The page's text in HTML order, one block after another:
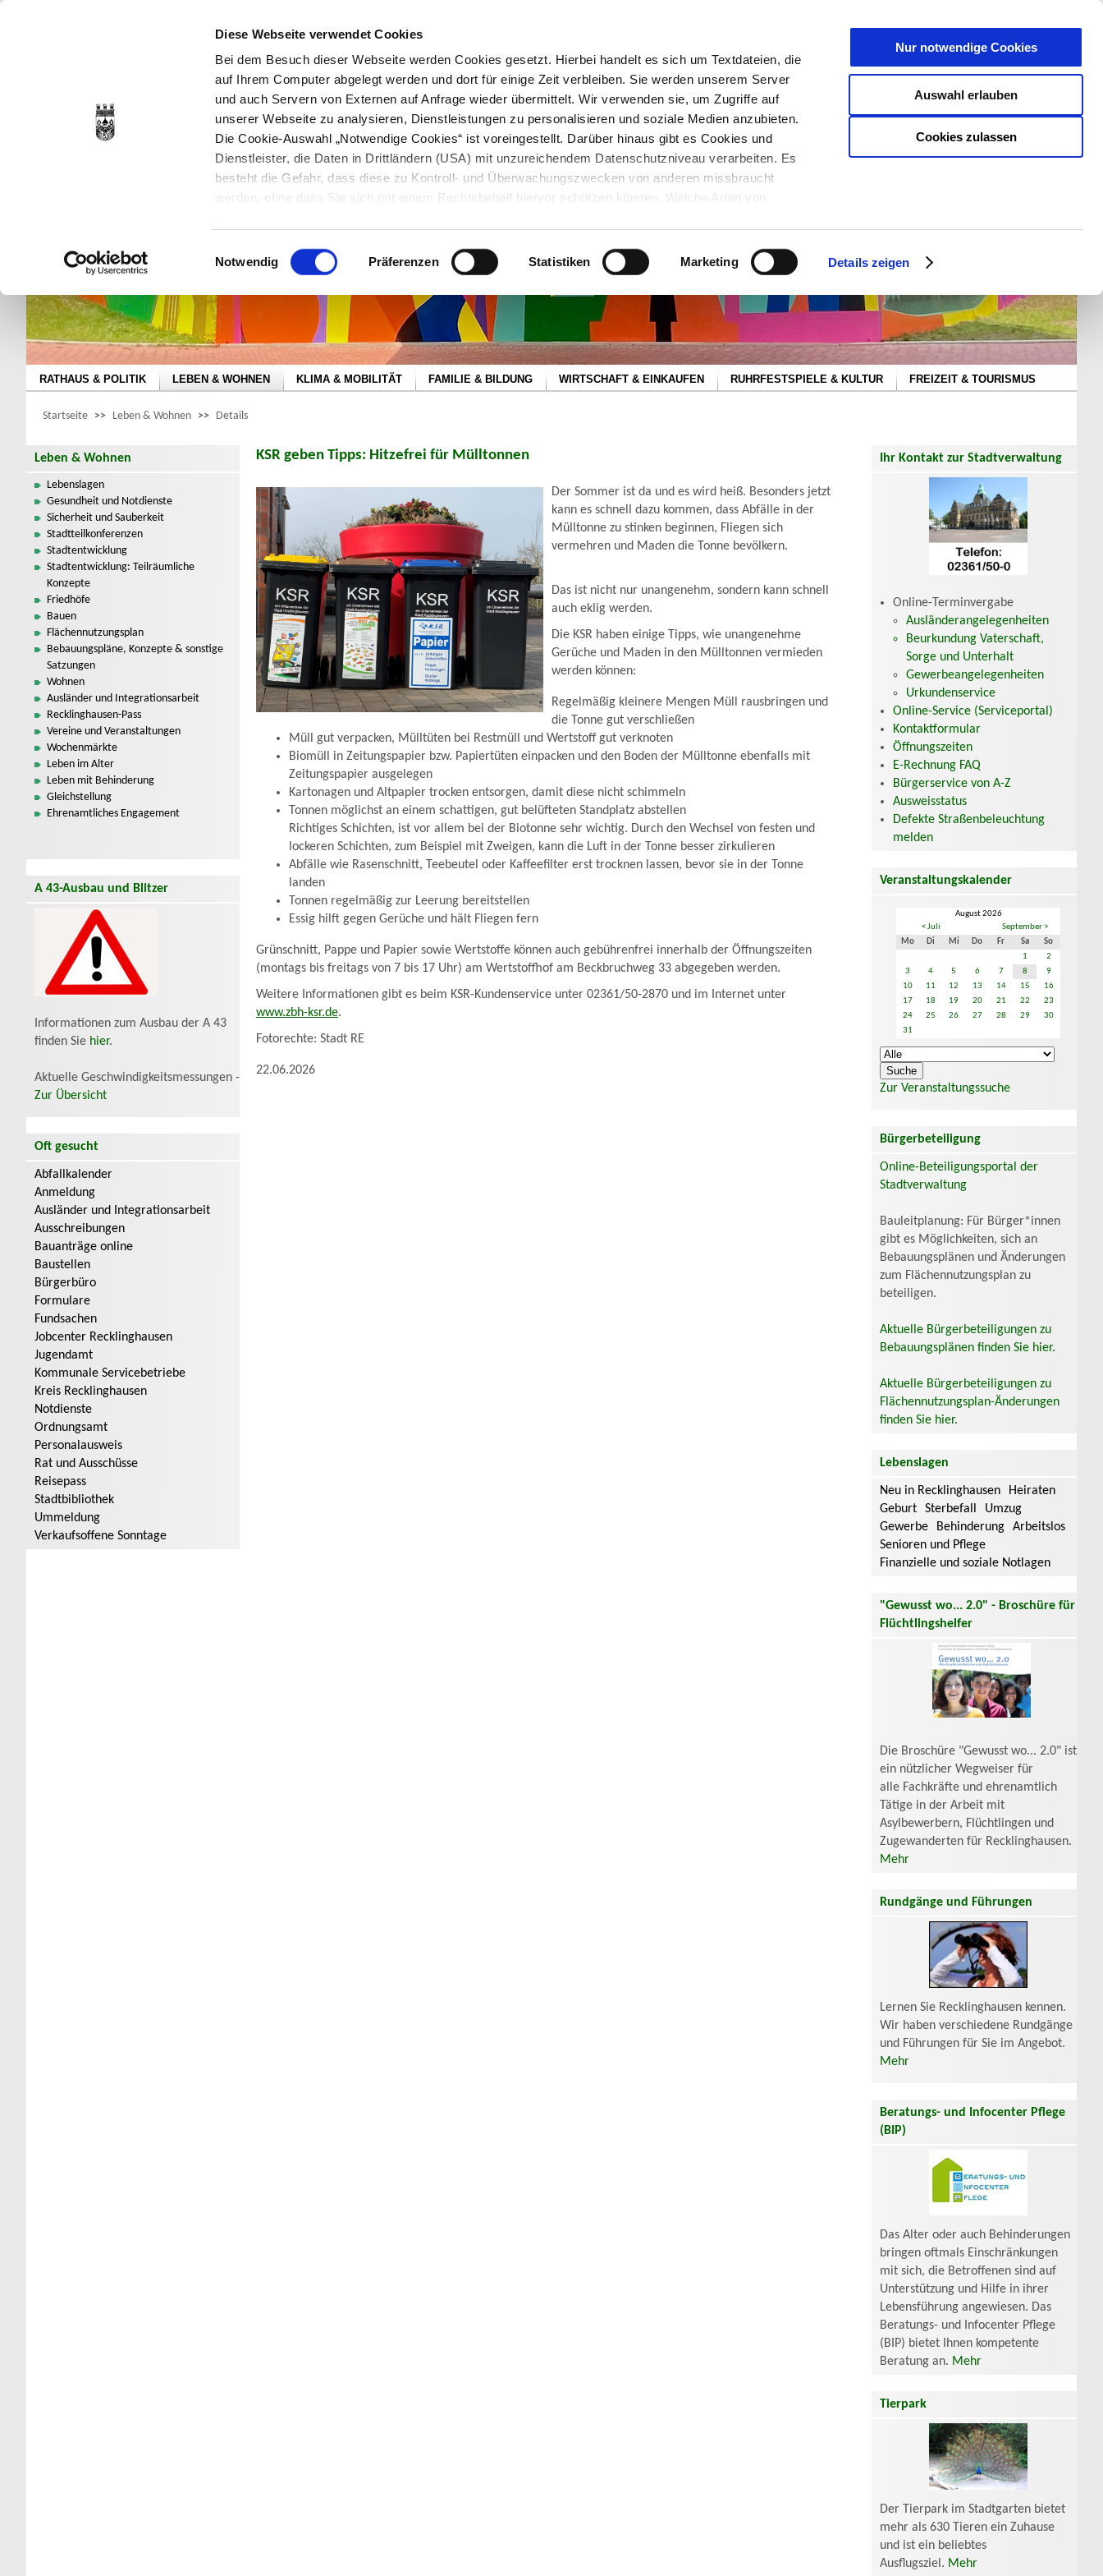
Diese Webseite verwendet Cookies
Bei dem Besuch dieser Webseite werden Cookies gesetzt. Hierbei handelt es sich um Textdateien, die
auf Ihrem Computer abgelegt werden und dort für einige Zeit verbleiben. Sie werden unserem Server
und auch Servern von Externen auf Anfrage wieder übermittelt. Wir verwenden sie, um Zugriffe auf
unserer Webseite zu analysieren, Dienstleistungen zu personalisieren und soziale Medien anzubieten.
Die Cookie-Auswahl „Notwendige Cookies“ ist voreingestellt. Darüber hinaus gibt es Cookies und
Dienstleister, die Daten in Drittländern (USA) mit unzureichendem Datenschutzniveau verarbeiten. Es
besteht die Gefahr, dass diese zu Kontroll- und Überwachungszwecken von anderen missbraucht
werden, ohne dass Sie sich mit einem Rechtsbehelf hiervor schützen können. Welche Arten von
Datenschutzerklärung
entnehmen. Die von Ihnen getroffene Auswahl der gewünschten Cookies kann
jederzeit mit Wirkung für die Zukunft angepasst oder
werden.
Einwilligungsauswahl
Notwendig Präferenzen Statistiken Marketing Details zeigen
Cookies zulassen
Auswahl erlauben
Nur notwendige Cookies
STARTSEITE
SCHRIFTGRÖßE:
RATHAUS & POLITIK LEBEN & WOHNEN KLIMA & MOBILITÄT FAMILIE & BILDUNG WIRTSCHAFT & EINKAUFEN RUHRFESTSPIELE & KULTUR FREIZEIT & TOURISMUS
Startseite >> Leben & Wohnen >> Details
Leben & Wohnen
Lebenslagen
Gesundheit und Notdienste
Sicherheit und Sauberkeit
Stadtteilkonferenzen
Stadtentwicklung
Stadtentwicklung: Teilräumliche
Konzepte
Friedhöfe
Bauen
Flächennutzungsplan
Bebauungspläne, Konzepte & sonstige
Satzungen
Wohnen
Ausländer und Integrationsarbeit
Recklinghausen-Pass
Vereine und Veranstaltungen
Wochenmärkte
Leben im Alter
Leben mit Behinderung
Gleichstellung
Ehrenamtliches Engagement
A 43-Ausbau und Blitzer
Informationen zum Ausbau der A 43
finden Sie hier.
Aktuelle Geschwindigkeitsmessungen -
Zur Übersicht
Oft gesucht
Abfallkalender
Anmeldung
Ausländer und Integrationsarbeit
Ausschreibungen
Bauanträge online
Baustellen
Bürgerbüro
Formulare
Fundsachen
Jobcenter Recklinghausen
Jugendamt
Kommunale Servicebetriebe
Kreis Recklinghausen
Notdienste
Ordnungsamt
Personalausweis
Rat und Ausschüsse
Reisepass
Stadtbibliothek
Ummeldung
Verkaufsoffene Sonntage
KSR geben Tipps: Hitzefrei für Mülltonnen
Der Sommer ist da und es wird heiß. Besonders jetzt
kann es schnell dazu kommen, dass Abfälle in der
Mülltonne zu stinken beginnen, Fliegen sich
vermehren und Maden die Tonne bevölkern.
Das ist nicht nur unangenehm, sondern kann schnell
auch eklig werden.
Die KSR haben einige Tipps, wie unangenehme
Gerüche und Maden in den Mülltonnen vermieden
werden können:
Regelmäßig kleinere Mengen Müll rausbringen und
die Tonne gut verschließen
Müll gut verpacken, Mülltüten bei Restmüll und Wertstoff gut verknoten
Biomüll in Zeitungspapier bzw. Papiertüten einpacken und den Boden der Mülltonne ebenfalls mit
Zeitungspapier ausgelegen
Kartonagen und Altpapier trocken entsorgen, damit diese nicht schimmeln
Tonnen möglichst an einem schattigen, gut belüfteten Standplatz abstellen
Richtiges Schichten, ist vor allem bei der Biotonne sehr wichtig. Durch den Wechsel von festen und
lockeren Schichten, zum Beispiel mit Zweigen, kann die Luft in der Tonne besser zirkulieren
Abfälle wie Rasenschnitt, Teebeutel oder Kaffeefilter erst trocknen lassen, bevor sie in der Tonne
landen
Tonnen regelmäßig zur Leerung bereitstellen
Essig hilft gegen Gerüche und hält Fliegen fern
Grünschnitt, Pappe und Papier sowie Wertstoffe können auch gebührenfrei innerhalb der Öffnungszeiten
(montags bis freitags von 7 bis 17 Uhr) am Wertstoffhof am Beckbruchweg 33 abgegeben werden.
Weitere Informationen gibt es beim KSR-Kundenservice unter 02361/50-2870 und im Internet unter
www.zbh-ksr.de.
Fotorechte: Stadt RE
22.06.2026
Ihr Kontakt zur Stadtverwaltung
Online-Terminvergabe
Ausländerangelegenheiten
Beurkundung Vaterschaft,
Sorge und Unterhalt
Gewerbeangelegenheiten
Urkundenservice
Online-Service (Serviceportal)
Kontaktformular
Öffnungszeiten
E-Rechnung FAQ
Bürgerservice von A-Z
Ausweisstatus
Defekte Straßenbeleuchtung
melden
Veranstaltungskalender
August 2026
< Juli
September >
Mo
Di Mi Do Fr Sa
So
1
2
3
4 5 6 7 8
9
10
11 12 13 14 15
16
17
18 19 20 21 22
23
24
25 26 27 28 29
30
31
Zur Veranstaltungssuche
Bürgerbeteiligung
Online-Beteiligungsportal der
Stadtverwaltung
Bauleitplanung: Für Bürger*innen
gibt es Möglichkeiten, sich an
Bebauungsplänen und Änderungen
zum Flächennutzungsplan zu
beteiligen.
Aktuelle Bürgerbeteiligungen zu
Bebauungsplänen finden Sie hier.
Aktuelle Bürgerbeteiligungen zu
Flächennutzungsplan-Änderungen
finden Sie hier.
Lebenslagen
Neu in Recklinghausen
Heiraten
Geburt
Sterbefall
Umzug
Gewerbe
Behinderung
Arbeitslos
Senioren und Pflege
Finanzielle und soziale Notlagen
"Gewusst wo... 2.0" - Broschüre für
Flüchtlingshelfer
Die Broschüre "Gewusst wo... 2.0" ist
ein nützlicher Wegweiser für
alle Fachkräfte und ehrenamtlich
Tätige in der Arbeit mit
Asylbewerbern, Flüchtlingen und
Zugewanderten für Recklinghausen.
Mehr
Rundgänge und Führungen
Lernen Sie Recklinghausen kennen.
Wir haben verschiedene Rundgänge
und Führungen für Sie im Angebot.
Mehr
Beratungs- und Infocenter Pflege
(BIP)
Das Alter oder auch Behinderungen
bringen oftmals Einschränkungen
mit sich, die Betroffenen sind auf
Unterstützung und Hilfe in ihrer
Lebensführung angewiesen. Das
Beratungs- und Infocenter Pflege
(BIP) bietet Ihnen kompetente
Beratung an. Mehr
Tierpark
Der Tierpark im Stadtgarten bietet
mehr als 630 Tieren ein Zuhause
und ist ein beliebtes
Ausflugsziel. Mehr